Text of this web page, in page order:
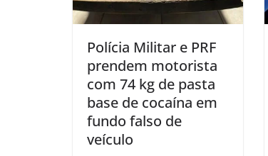
Polícia Militar e PRF
prendem motorista
com 74 kg de pasta
base de cocaína em
fundo falso de
veículo